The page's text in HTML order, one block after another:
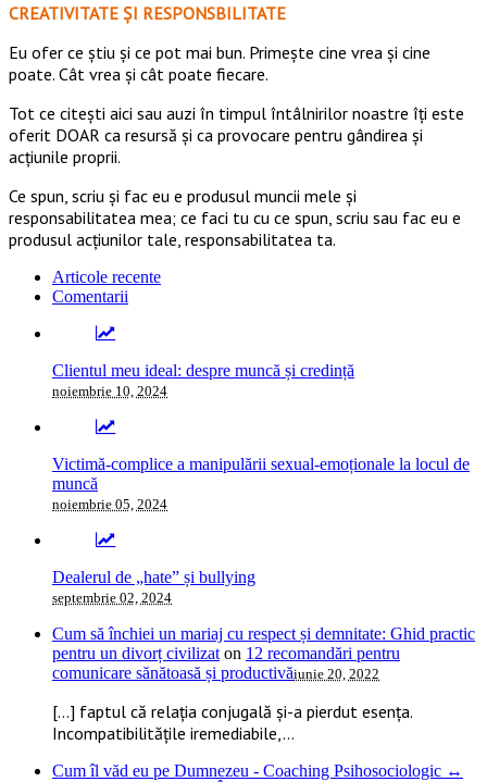
CREATIVITATE ȘI RESPONSBILITATE
Eu ofer ce ştiu şi ce pot mai bun. Primeşte cine vrea şi cine
poate. Cât vrea şi cât poate fiecare.
Tot ce citești aici sau auzi în timpul întâlnirilor noastre îți este
oferit DOAR ca resursă şi ca provocare pentru gândirea și
acţiunile proprii.
Ce spun, scriu și fac eu e produsul muncii mele și
responsabilitatea mea; ce faci tu cu ce spun, scriu sau fac eu e
produsul acțiunilor tale, responsabilitatea ta.
Articole recente
Comentarii
Clientul meu ideal: despre muncă și credință
noiembrie 10, 2024
Victimă-complice a manipulării sexual-emoționale la locul de
muncă
noiembrie 05, 2024
Dealerul de „hate” și bullying
septembrie 02, 2024
Cum să închiei un mariaj cu respect și demnitate: Ghid practic
pentru un divorț civilizat on 12 recomandări pentru
comunicare sănătoasă și productivăiunie 20, 2022
[…] faptul că relația conjugală și-a pierdut esența.
Incompatibilitățile iremediabile,...
Cum îl văd eu pe Dumnezeu - Coaching Psihosociologic ↔